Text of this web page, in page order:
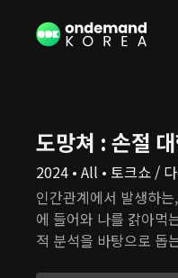
도망쳐 : 손절
2024 • All • 토크쇼 /
인간관계에서 발생하
에 들어와 나를 갉아먹
적 분석을 바탕으로 돕